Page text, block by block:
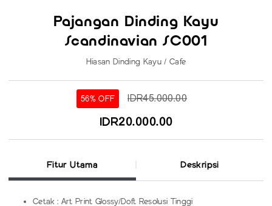
Pajangan Dinding Kayu
Scandinavian SC001
Hiasan Dinding Kayu / Cafe
56% OFF IDR45.000.00
IDR20.000.00
Fitur Utama Deskripsi
Cetak : Art Print Glossy/Doft Resolusi Tinggi